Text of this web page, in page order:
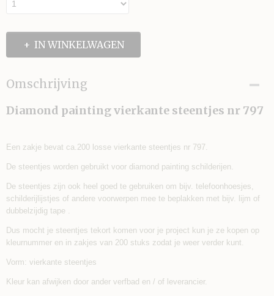
IN WINKELWAGEN
Omschrijving
Diamond painting vierkante steentjes nr 797
Een zakje bevat ca.200 losse vierkante steentjes nr 797.
De steentjes worden gebruikt voor diamond painting schilderijen.
De steentjes zijn ook heel goed te gebruiken om bijv. telefoonhoesjes,
schilderijlijstjes of andere voorwerpen mee te beplakken met bijv. lijm of
dubbelzijdig tape .
Dus mocht je steentjes tekort komen voor je project kun je ze kopen op
kleurnummer en in zakjes van 200 stuks zodat je weer verder kunt.
Vorm: vierkante steentjes
Kleur kan afwijken door ander verfbad en / of leverancier.